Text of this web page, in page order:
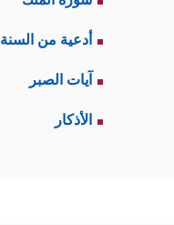
أدعية من السنة
آيات الصبر
الأذكار